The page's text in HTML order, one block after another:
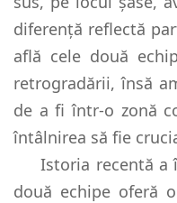
diferență reflectă
află cele două
retrogradării, însă
de a fi într-o zonă
întâlnirea să fie
Istoria recentă a
două echipe oferă